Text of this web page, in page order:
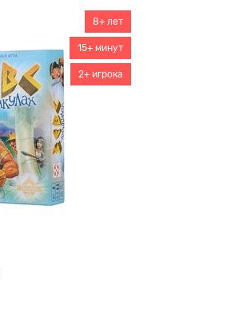
8+ лет
15+ минут
2+ игрока